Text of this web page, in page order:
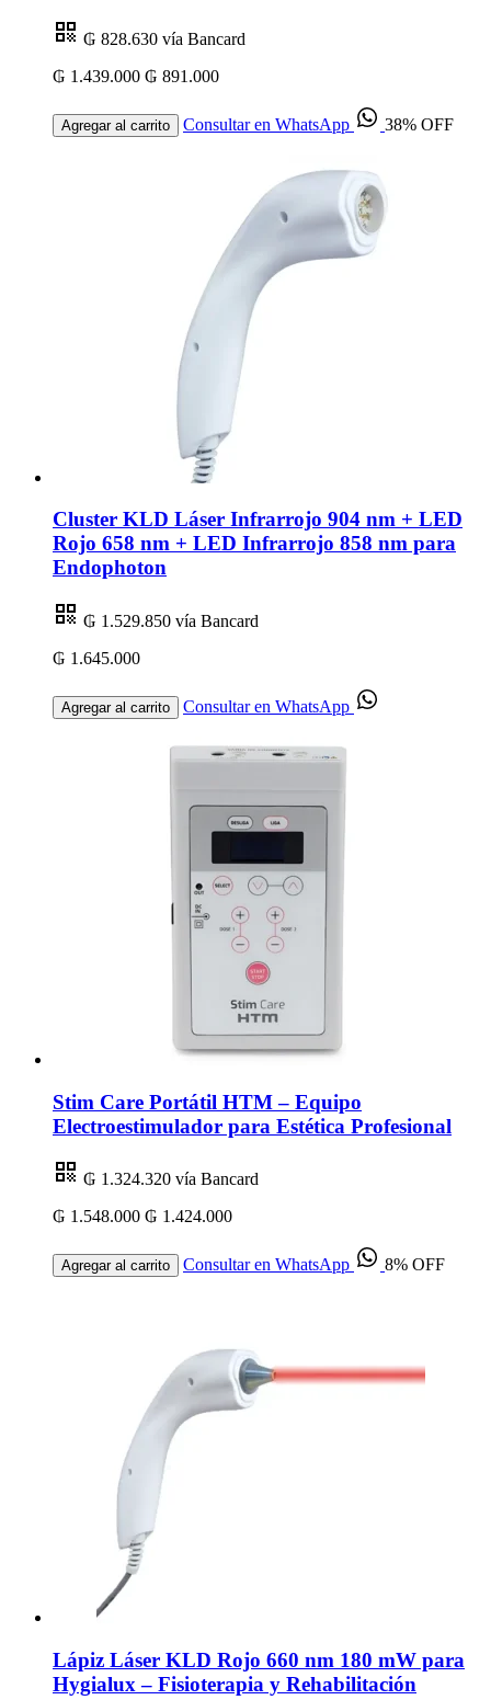
₲ 828.630 vía Bancard
₲ 1.439.000 ₲ 891.000
Agregar al carrito Consultar en WhatsApp 38% OFF
Cluster KLD Láser Infrarrojo 904 nm + LED
Rojo 658 nm + LED Infrarrojo 858 nm para
Endophoton
₲ 1.529.850 vía Bancard
₲ 1.645.000
Agregar al carrito Consultar en WhatsApp
Stim Care Portátil HTM – Equipo
Electroestimulador para Estética Profesional
₲ 1.324.320 vía Bancard
₲ 1.548.000 ₲ 1.424.000
Agregar al carrito Consultar en WhatsApp 8% OFF
Lápiz Láser KLD Rojo 660 nm 180 mW para
Hygialux – Fisioterapia y Rehabilitación